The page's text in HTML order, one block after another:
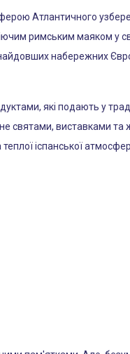
Атлантичного
римським маяком у
набережних
які подають у
святами, виставками
іспанської